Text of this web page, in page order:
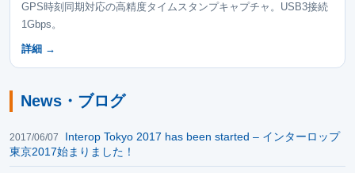
GPS時刻同期対応の高精度タイムスタンプキャプチャ。USB3接続
1Gbps。
詳細 →
News・ブログ
2017/06/07
Interop Tokyo 2017 has been started – インターロップ
東京2017始まりました！